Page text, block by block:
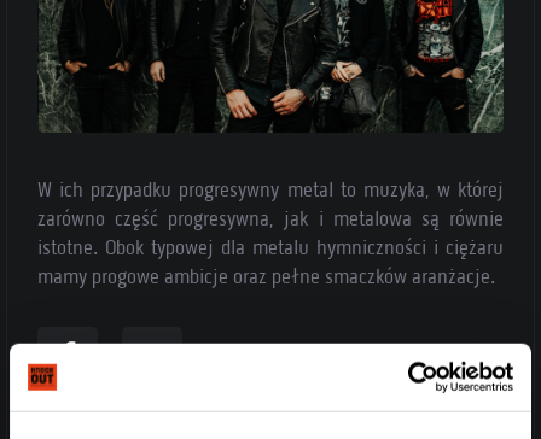
W ich przypadku progresywny metal to muzyka, w której
zarówno część progresywna, jak i metalowa są równie
istotne. Obok typowej dla metalu hymniczności i ciężaru
mamy progowe ambicje oraz pełne smaczków aranżacje.